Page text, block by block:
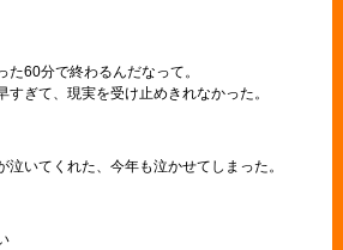
60分で終わるんだなって。
ぎて、現実を受け止めきれなかった。
泣いてくれた、今年も泣かせてしまった。